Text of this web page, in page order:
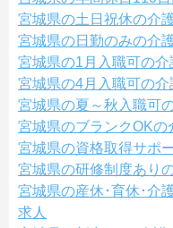
宮城県の土日祝休の介
宮城県の日勤のみの介
宮城県の1月入職可の介
宮城県の4月入職可の介
宮城県の夏～秋入職可
宮城県のブランクOKの
宮城県の資格取得サポ
宮城県の研修制度あり
宮城県の産休･育休･介
求人